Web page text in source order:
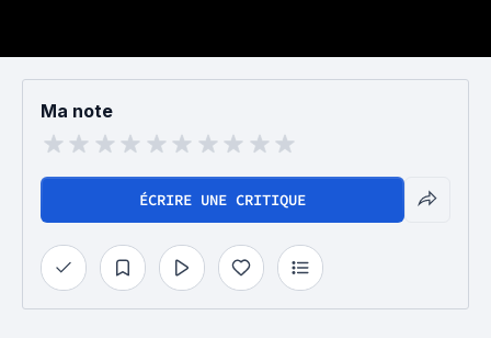
Ma note
ÉCRIRE UNE CRITIQUE